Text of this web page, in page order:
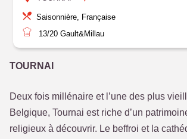
Saisonnière, Française
13/20 Gault&Millau
TOURNAI
Deux fois millénaire et l’une des plus
Belgique, Tournai est riche d’un
religieux à découvrir. Le beffroi et la